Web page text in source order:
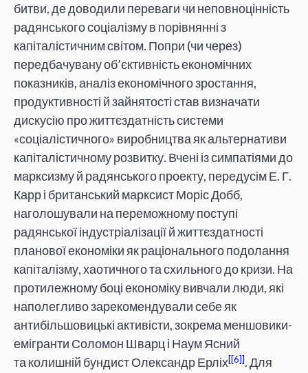
битви, де доводили переваги чи неповноцінність
радянського соціалізму в порівнянні з
капіталістичним світом. Попри (чи через)
передбачувану об’єктивність економічних
показників, аналіз економічного зростання,
продуктивності й зайнятості став визначати
дискусію про життєздатність системи
«соціалістичного» виробництва як альтернативи
капіталістичному розвитку. Вчені із симпатіями до
марксизму й радянського проекту, передусім Е. Г.
Карр і британський марксист Моріс Добб,
наголошували на переможному поступі
радянської індустріалізації й життєздатності
планової економіки як раціонального подолання
капіталізму, хаотичного та схильного до кризи. На
протилежному боці економіку вивчали люди, які
наполегливо зарекомендували себе як
антибільшовицькі активісти, зокрема меншовики-
емігранти Соломон Шварц і Наум Ясний
та колишній бундист Олександр Ерліх [6] . Для